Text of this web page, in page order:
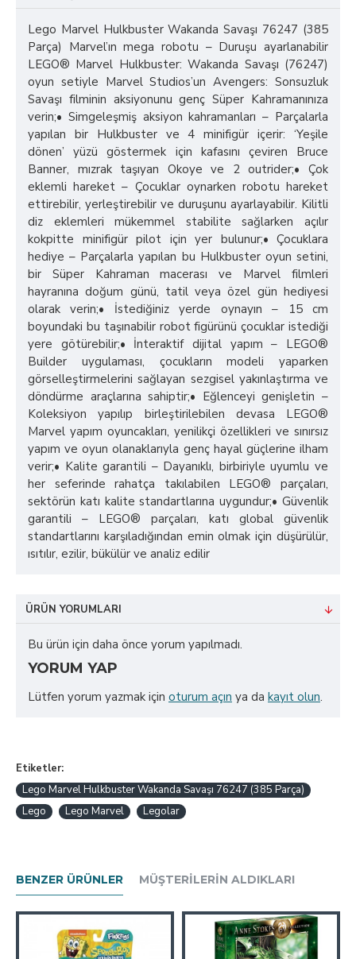
Lego Marvel Hulkbuster Wakanda Savaşı 76247 (385
Parça) Marvel’ın mega robotu – Duruşu ayarlanabilir
LEGO® Marvel Hulkbuster: Wakanda Savaşı (76247)
oyun setiyle Marvel Studios’un Avengers: Sonsuzluk
Savaşı filminin aksiyonunu genç Süper Kahramanınıza
verin;• Simgeleşmiş aksiyon kahramanları – Parçalarla
yapılan bir Hulkbuster ve 4 minifigür içerir: ‘Yeşile
dönen’ yüzü göstermek için kafasını çeviren Bruce
Banner, mızrak taşıyan Okoye ve 2 outrider;• Çok
eklemli hareket – Çocuklar oynarken robotu hareket
ettirebilir, yerleştirebilir ve duruşunu ayarlayabilir. Kilitli
diz eklemleri mükemmel stabilite sağlarken açılır
kokpitte minifigür pilot için yer bulunur;• Çocuklara
hediye – Parçalarla yapılan bu Hulkbuster oyun setini,
bir Süper Kahraman macerası ve Marvel filmleri
hayranına doğum günü, tatil veya özel gün hediyesi
olarak verin;• İstediğiniz yerde oynayın – 15 cm
boyundaki bu taşınabilir robot figürünü çocuklar istediği
yere götürebilir;• İnteraktif dijital yapım – LEGO®
Builder uygulaması, çocukların modeli yaparken
görselleştirmelerini sağlayan sezgisel yakınlaştırma ve
döndürme araçlarına sahiptir;• Eğlenceyi genişletin –
Koleksiyon yapılıp birleştirilebilen devasa LEGO®
Marvel yapım oyuncakları, yenilikçi özellikleri ve sınırsız
yapım ve oyun olanaklarıyla genç hayal güçlerine ilham
verir;• Kalite garantili – Dayanıklı, birbiriyle uyumlu ve
her seferinde rahatça takılabilen LEGO® parçaları,
sektörün katı kalite standartlarına uygundur;• Güvenlik
garantili – LEGO® parçaları, katı global güvenlik
standartlarını karşıladığından emin olmak için düşürülür,
ısıtılır, ezilir, bükülür ve analiz edilir
ÜRÜN YORUMLARI
Bu ürün için daha önce yorum yapılmadı.
YORUM YAP
Lütfen yorum yazmak için oturum açın ya da kayıt olun.
Etiketler:
Lego Marvel Hulkbuster Wakanda Savaşı 76247 (385 Parça)
Lego
Lego Marvel Legolar
BENZER ÜRÜNLER MÜŞTERILERIN ALDIKLARI